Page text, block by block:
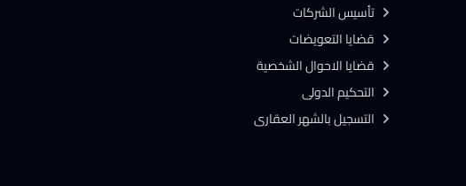
تأسيس الشركات
قضايا التعويضات
قضايا الاحوال الشخصية
التحكيم الدولى
التسجيل بالشهر العقارى